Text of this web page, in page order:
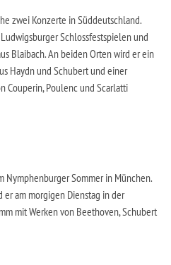
zwei Konzerte in Süddeutschland.
Schlossfestspielen und
Blaibach. An beiden Orten wird er ein
Haydn und Schubert und einer
Couperin, Poulenc und Scarlatti
Sommer in München.
er am morgigen Dienstag in der
mit Werken von Beethoven, Schubert